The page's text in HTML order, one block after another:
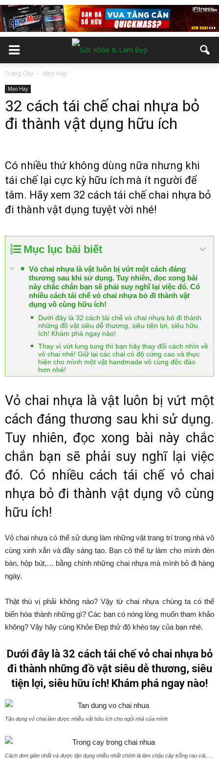
Trang Chủ Mẹo Hay
Mẹo Hay
32 cách tái chế chai nhựa bỏ
đi thành vật dụng hữu ích
Có nhiều thứ không dùng nữa nhưng khi
tái chế lại cực kỳ hữu ích mà ít người để
tâm. Hãy xem 32 cách tái chế chai nhựa bỏ
đi thành vật dụng tuyệt vời nhé!
Mục lục bài biết
Vỏ chai nhựa là vật luôn bị vứt một cách đáng
thương sau khi sử dụng. Tuy nhiên, đọc xong bài
này chắc chắn bạn sẽ phải suy nghĩ lại việc đó. Có
nhiều cách tái chế vỏ chai nhựa bỏ đi thành vật
dụng vô cùng hữu ích!
Dưới đây là 32 cách tái chế vỏ chai nhựa bỏ đi thành
những đồ vật siêu dễ thương, siêu tiện lợi, siêu hữu
ích! Khám phá ngay nào!
Thay vì vứt lung tung thì bạn hãy thay đổi cách nhìn về
vỏ chai nhé! Giữ lại các chai có độ cứng cao và thực
hiện cho mình một vật handmade vô cùng độc đáo
hơn nhé!
Vỏ chai nhựa là vật luôn bị vứt một
cách đáng thương sau khi sử dụng.
Tuy nhiên, đọc xong bài này chắc
chắn bạn sẽ phải suy nghĩ lại việc
đó. Có nhiều cách tái chế vỏ chai
nhựa bỏ đi thành vật dụng vô cùng
hữu ích!
Vỏ chai nhựa có thể sử dụng làm những vật trang trí trong nhà vô
cùng xinh xắn và đầy sáng tạo. Bạn có thể tự làm cho mình đèn
bàn, hộp bút,… bằng chính những chai nhựa mà mình bỏ đi hàng
ngày.
Thật thú vị phải không nào? Vậy từ chai nhựa chúng ta có thể
biến hóa thành những gì? Các bạn có nóng lòng muốn tham khảo
không? Vậy hãy cùng Khỏe Đẹp thử độ khéo tay của bạn nhé.
Dưới đây là 32 cách tái chế vỏ chai nhựa bỏ
đi thành những đồ vật siêu dễ thương, siêu
tiện lợi, siêu hữu ích! Khám phá ngay nào!
Tận dụng vỏ chai làm được nhiều vật hữu ích cho ngôi nhà của mình
Cách đơn giản nhất và được tận dụng nhiều nhất chính là làm chậu cây trồng rau cải,….